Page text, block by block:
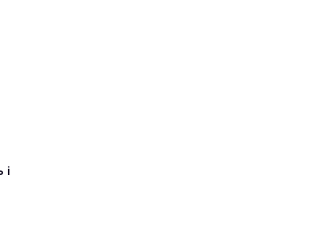
і